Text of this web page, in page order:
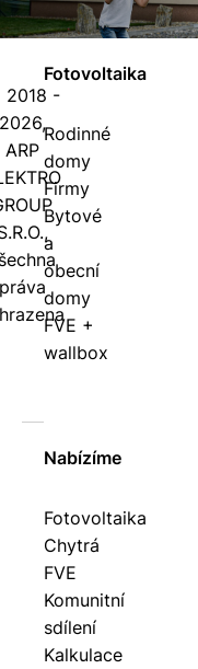
Fotovoltaika
Rodinné
domy
Firmy
Bytové
a
obecní
domy
FVE +
wallbox
Nabízíme
Fotovoltaika
Chytrá
FVE
Komunitní
sdílení
Kalkulace
-
ARP